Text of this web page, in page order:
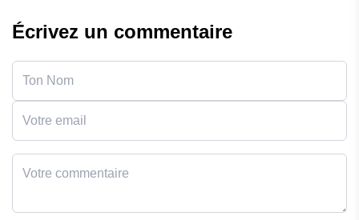
Écrivez un commentaire